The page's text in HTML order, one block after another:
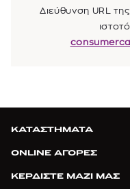
Διεύθυνση URL
ΚΑΤΑΣΤΗΜΑΤΑ
ONLINE ΑΓΟΡΕΣ
ΚΕΡΔΙΣΤΕ ΜΑΖΙ ΜΑΣ